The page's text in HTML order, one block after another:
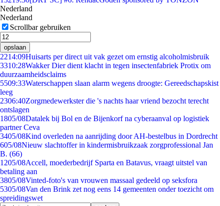
Nederland
Nederland
Scrollbar gebruiken
opslaan
2214:09Huisarts per direct uit vak gezet om ernstig alcoholmisbruik
3310:28Wakker Dier dient klacht in tegen insectenfabriek Protix om
duurzaamheidsclaims
5509:33Waterschappen slaan alarm wegens droogte: Gereedschapskist
leeg
2306:40Zorgmedewerkster die 's nachts haar vriend bezocht terecht
ontslagen
1805/08Datalek bij Bol en de Bijenkorf na cyberaanval op logistiek
partner Ceva
3405/08Kind overleden na aanrijding door AH-bestelbus in Dordrecht
605/08Nieuw slachtoffer in kindermisbruikzaak zorgprofessional Jan
B. (66)
1205/08Accell, moederbedrijf Sparta en Batavus, vraagt uitstel van
betaling aan
3805/08Vinted-foto's van vrouwen massaal gedeeld op seksfora
5305/08Van den Brink zet nog eens 14 gemeenten onder toezicht om
spreidingswet